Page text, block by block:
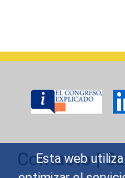
Esta web
Contacto|